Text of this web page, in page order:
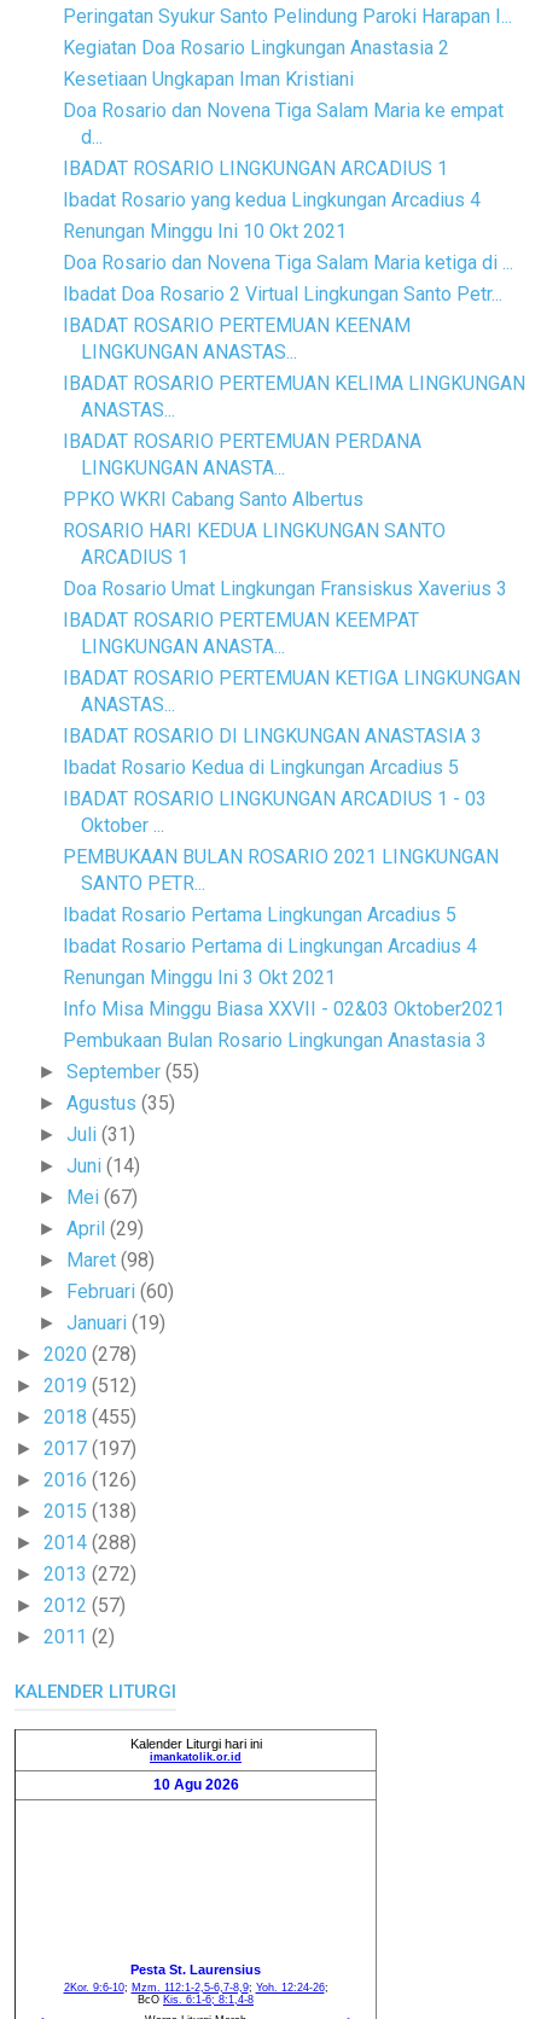
Peringatan Syukur Santo Pelindung Paroki Harapan I...
Kegiatan Doa Rosario Lingkungan Anastasia 2
Kesetiaan Ungkapan Iman Kristiani
Doa Rosario dan Novena Tiga Salam Maria ke empat
d...
IBADAT ROSARIO LINGKUNGAN ARCADIUS 1
Ibadat Rosario yang kedua Lingkungan Arcadius 4
Renungan Minggu Ini 10 Okt 2021
Doa Rosario dan Novena Tiga Salam Maria ketiga di ...
Ibadat Doa Rosario 2 Virtual Lingkungan Santo Petr...
IBADAT ROSARIO PERTEMUAN KEENAM
LINGKUNGAN ANASTAS...
IBADAT ROSARIO PERTEMUAN KELIMA LINGKUNGAN
ANASTAS...
IBADAT ROSARIO PERTEMUAN PERDANA
LINGKUNGAN ANASTA...
PPKO WKRI Cabang Santo Albertus
ROSARIO HARI KEDUA LINGKUNGAN SANTO
ARCADIUS 1
Doa Rosario Umat Lingkungan Fransiskus Xaverius 3
IBADAT ROSARIO PERTEMUAN KEEMPAT
LINGKUNGAN ANASTA...
IBADAT ROSARIO PERTEMUAN KETIGA LINGKUNGAN
ANASTAS...
IBADAT ROSARIO DI LINGKUNGAN ANASTASIA 3
Ibadat Rosario Kedua di Lingkungan Arcadius 5
IBADAT ROSARIO LINGKUNGAN ARCADIUS 1 - 03
Oktober ...
PEMBUKAAN BULAN ROSARIO 2021 LINGKUNGAN
SANTO PETR...
Ibadat Rosario Pertama Lingkungan Arcadius 5
Ibadat Rosario Pertama di Lingkungan Arcadius 4
Renungan Minggu Ini 3 Okt 2021
Info Misa Minggu Biasa XXVII - 02&03 Oktober2021
Pembukaan Bulan Rosario Lingkungan Anastasia 3
►September(55)
►Agustus(35)
►Juli(31)
►Juni(14)
► Mei(67)
►April(29)
► Maret(98)
► Februari(60)
►Januari(19)
► 2020 (278)
► 2019 (512)
► 2018 (455)
► 2017 (197)
► 2016 (126)
► 2015 (138)
► 2014 (288)
► 2013 (272)
► 2012 (57)
► 2011 (2)
KALENDER LITURGI